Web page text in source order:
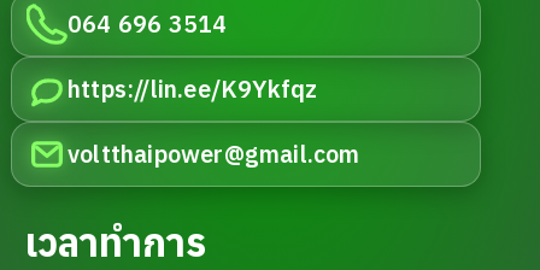
064 696 3514
https://lin.ee/K9Ykfqz
voltthaipower@gmail.com
เวลาทำการ